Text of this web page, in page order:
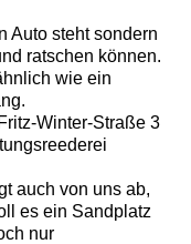
Auto steht sondern
ratschen können.
wie ein
Winter-Straße 3
auch von uns ab,
es ein Sandplatz
nur